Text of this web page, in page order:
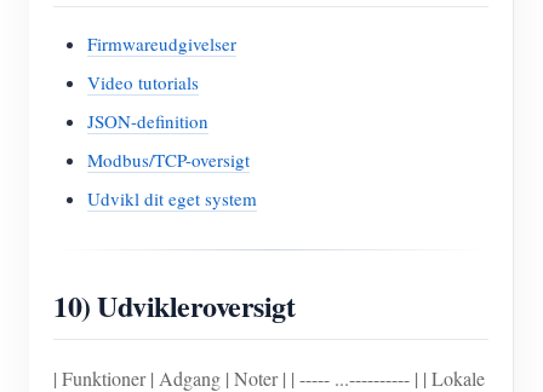
Firmwareudgivelser
Video tutorials
JSON-definition
Modbus/TCP-oversigt
Udvikl dit eget system
10) Udvikleroversigt
| Funktioner | Adgang | Noter | | ----- ...---------- | | Lokale